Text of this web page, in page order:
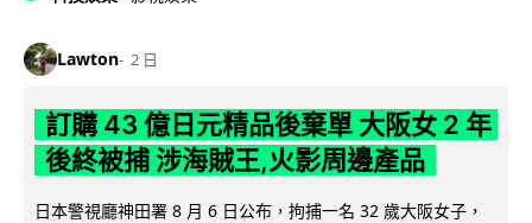
Lawton 2 日
訂購 43 億日元精品後棄單 大阪女 2 年
後終被捕 涉海賊王,火影周邊產品
日本警視廳神田署 8 月 6 日公布，拘捕一名 32 歲大阪女子，